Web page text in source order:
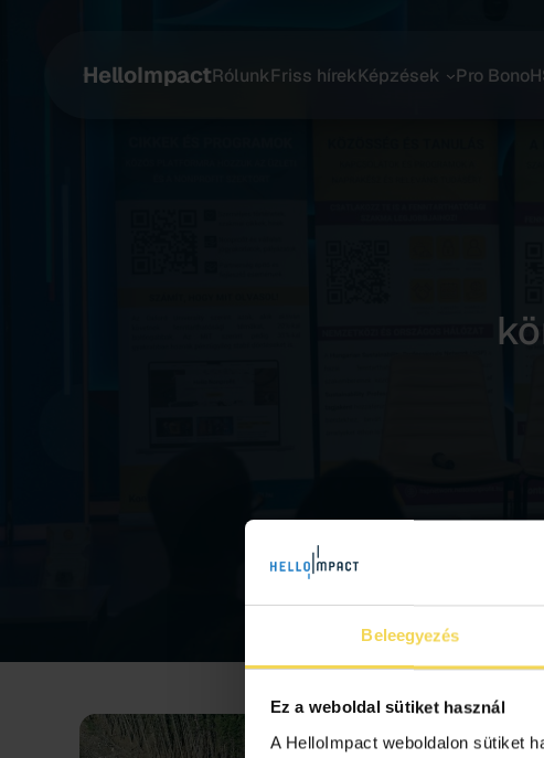
Beleegyezés
Ez a weboldal sütiket használ
A HelloImpact weboldalon sütiket
HelloImpactRólunkFriss hírekKépzések Pro Bono